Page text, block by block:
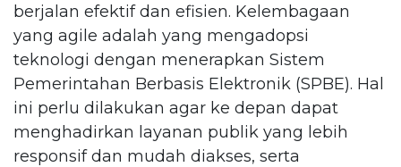
berjalan efektif dan efisien. Kelembagaan
yang agile adalah yang mengadopsi
teknologi dengan menerapkan Sistem
Pemerintahan Berbasis Elektronik (SPBE). Hal
ini perlu dilakukan agar ke depan dapat
menghadirkan layanan publik yang lebih
responsif dan mudah diakses, serta